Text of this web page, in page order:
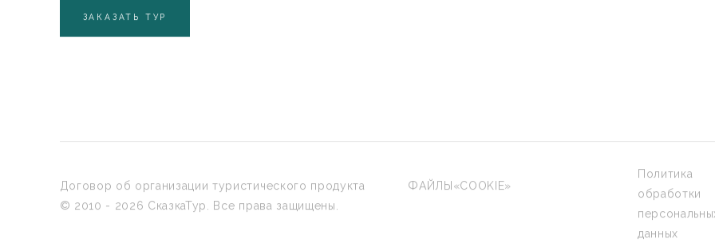
ЗАКАЗАТЬ ТУР
Договор об организации туристического продукта
ФАЙЛЫ«COOKIE»
© 2010 - 2026 СказкаТур. Все права защищены.
Политика
обработки
данных